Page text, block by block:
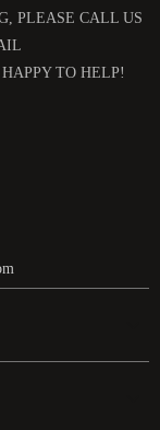
PLEASE CALL US
TO HELP!